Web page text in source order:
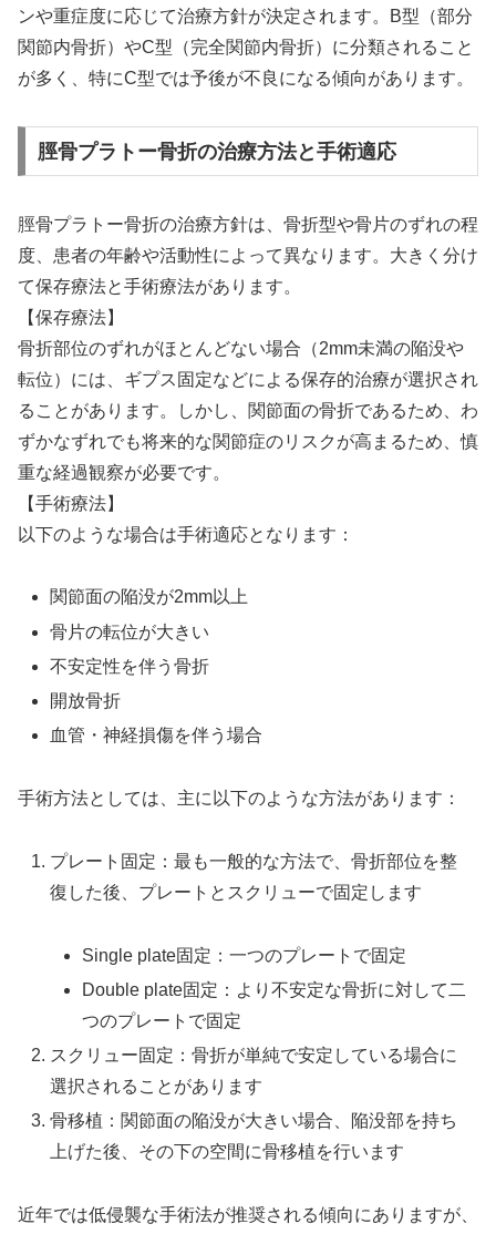
ンや重症度に応じて治療方針が決定されます。B型（部分
関節内骨折）やC型（完全関節内骨折）に分類されること
が多く、特にC型では予後が不良になる傾向があります。
脛骨プラトー骨折の治療方法と手術適応
脛骨プラトー骨折の治療方針は、骨折型や骨片のずれの程
度、患者の年齢や活動性によって異なります。大きく分け
て保存療法と手術療法があります。
【保存療法】
骨折部位のずれがほとんどない場合（2mm未満の陥没や
転位）には、ギプス固定などによる保存的治療が選択され
ることがあります。しかし、関節面の骨折であるため、わ
ずかなずれでも将来的な関節症のリスクが高まるため、慎
重な経過観察が必要です。
【手術療法】
以下のような場合は手術適応となります：
関節面の陥没が2mm以上
骨片の転位が大きい
不安定性を伴う骨折
開放骨折
血管・神経損傷を伴う場合
手術方法としては、主に以下のような方法があります：
プレート固定：最も一般的な方法で、骨折部位を整
復した後、プレートとスクリューで固定します
Single plate固定：一つのプレートで固定
Double plate固定：より不安定な骨折に対して二
つのプレートで固定
スクリュー固定：骨折が単純で安定している場合に
選択されることがあります
骨移植：関節面の陥没が大きい場合、陥没部を持ち
上げた後、その下の空間に骨移植を行います
近年では低侵襲な手術法が推奨される傾向にありますが、